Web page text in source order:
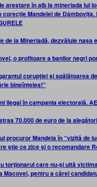
arestare în alb la mineriada lui
Mandelei de Dâmboviţa.
de la Mineriadă, dezvăluie nașa
o profitoare a banilor negri
corupţiei şi spălătoarea
bineînțeles!”
ilegal în campania electorală.
70.000 de euro de la alegători
procuror Mandela în “vizită de
ştie ce zice şi o recomandare
torţionarul care nu-şi uită
pentru a cărei